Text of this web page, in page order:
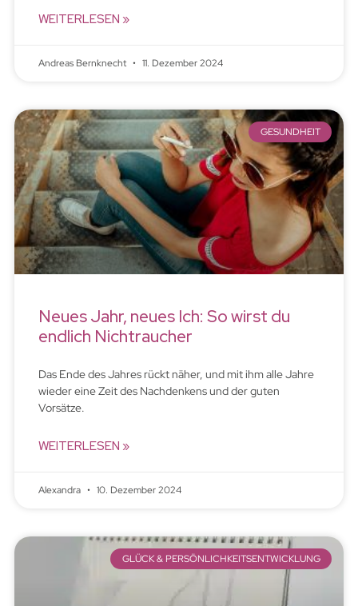
WEITERLESEN »
Andreas Bernknecht 11. Dezember 2024
GESUNDHEIT
Neues Jahr, neues Ich: So wirst du
endlich Nichtraucher
Das Ende des Jahres rückt näher, und mit ihm alle Jahre
wieder eine Zeit des Nachdenkens und der guten
Vorsätze.
WEITERLESEN »
Alexandra 10. Dezember 2024
GLÜCK & PERSÖNLICHKEITSENTWICKLUNG